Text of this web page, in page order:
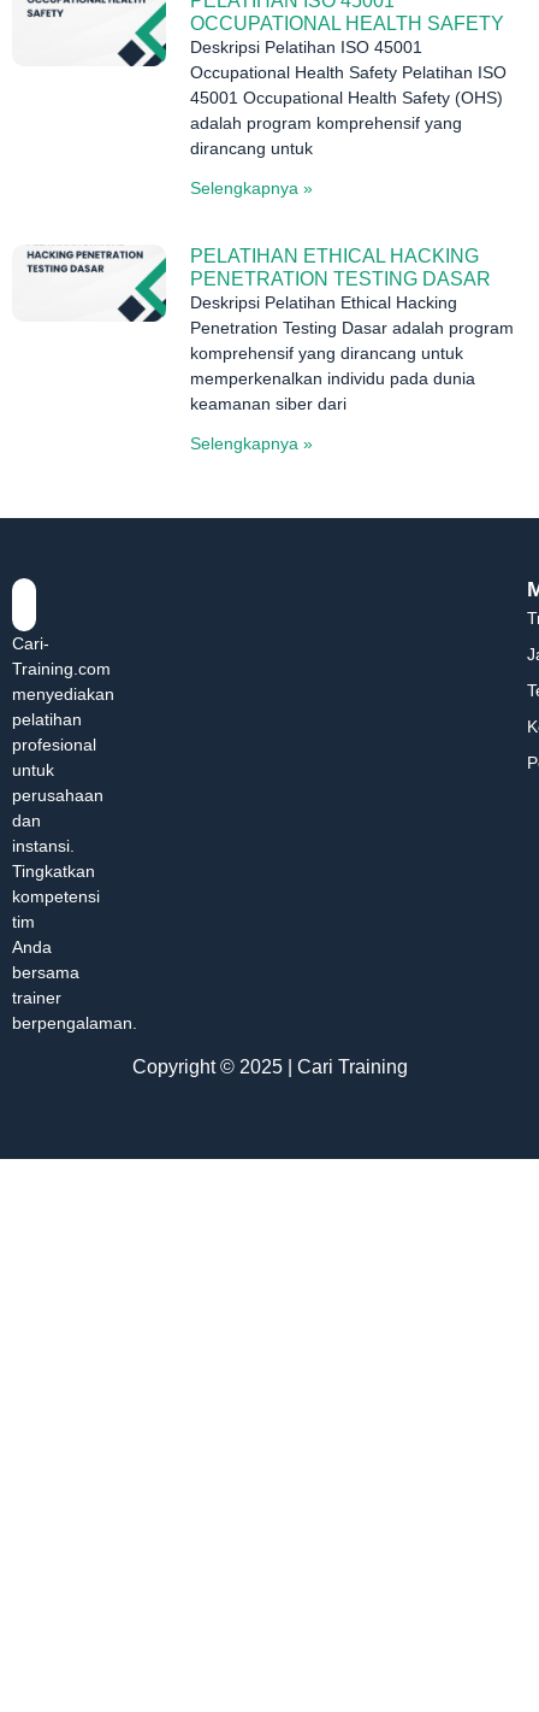
OCCUPATIONAL HEALTH SAFETY
Deskripsi Pelatihan ISO 45001
Occupational Health Safety Pelatihan ISO
45001 Occupational Health Safety (OHS)
adalah program komprehensif yang
dirancang untuk
Selengkapnya »
PELATIHAN ETHICAL HACKING
PENETRATION TESTING DASAR
Deskripsi Pelatihan Ethical Hacking
Penetration Testing Dasar adalah program
komprehensif yang dirancang untuk
memperkenalkan individu pada dunia
keamanan siber dari
Selengkapnya »
Cari-
Training.com
menyediakan
pelatihan
profesional
untuk
perusahaan
dan
instansi.
Tingkatkan
kompetensi
tim
Anda
bersama
trainer
berpengalaman.
Copyright © 2025 | Cari Training